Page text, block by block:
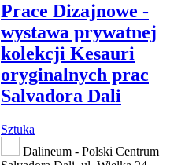
Prace Dizajnowe -
wystawa prywatnej
kolekcji Kesauri
oryginalnych prac
Salvadora Dali
Sztuka
Dalineum - Polski Centrum